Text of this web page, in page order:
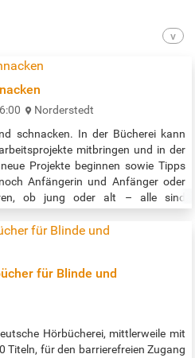
Norderstedt
schnacken. In der Bücherei kann
mitbringen und in der
Projekte beginnen sowie Tipps
Anfängerin und Anfänger oder
ob jung oder alt – alle sind
16:00 - 18:00 Uhr …
für Blinde und
Hörbücherei, mittlerweile mit
Titeln, für den barrierefreien Zugang